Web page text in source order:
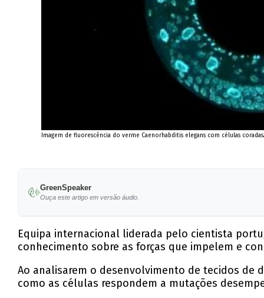
Imagem de fluorescência do verme Caenorhabditis elegans com células
GreenSpeaker
Ouça este artigo em versão áudio.
Equipa internacional liderada pelo cientista
conhecimento sobre as forças que impelem e
Ao analisarem o desenvolvimento de tecidos de
como as células respondem a mutações